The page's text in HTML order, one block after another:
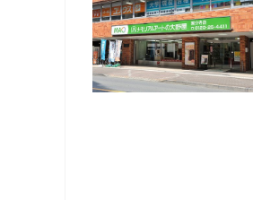
2026年05月27日 [メモリア
2026年03月09日 [メモリア